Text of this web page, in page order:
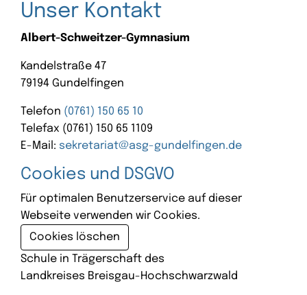
Unser Kontakt
Albert-Schweitzer-Gymnasium
Kandelstraße 47
79194 Gundelfingen
Telefon (0761) 150 65 10
Telefax (0761) 150 65 1109
E-Mail: sekretariat@asg-gundelfingen.de
Cookies und DSGVO
Für optimalen Benutzerservice auf dieser
Webseite verwenden wir Cookies.
Cookies löschen
Schule in Trägerschaft des
Landkreises Breisgau-Hochschwarzwald